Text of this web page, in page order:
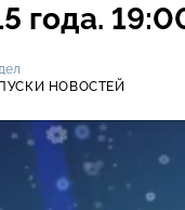
года.
НОВОСТЕЙ